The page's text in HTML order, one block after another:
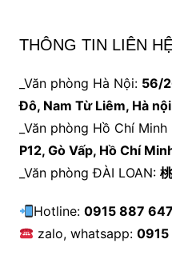
THÔNG TIN LIÊN
_Văn phòng Hà Nội: 56/
Đô, Nam Từ Liêm, Hà nội
_Văn phòng Hồ Chí Minh
P12, Gò Vấp, Hồ Chí
_Văn phòng ĐÀI LOAN:
Hotline:0915 887 647
zalo, whatsapp: